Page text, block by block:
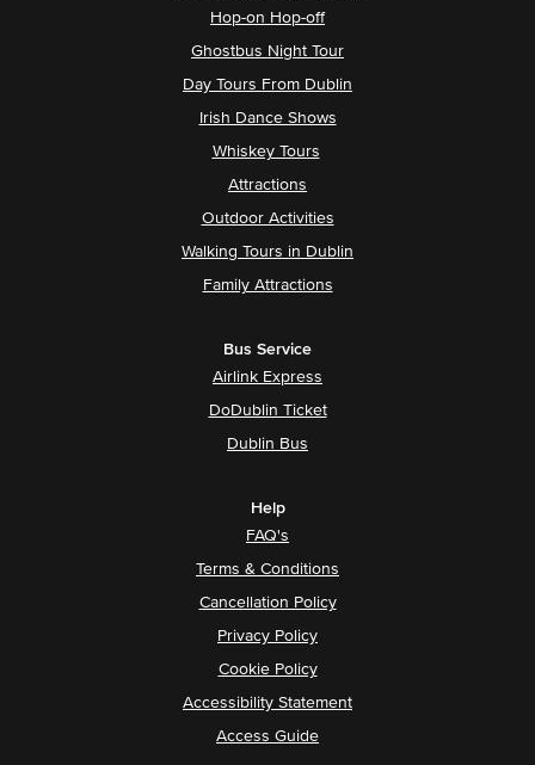
Hop-on Hop-off
Ghostbus Night Tour
Day Tours From Dublin
Irish Dance Shows
Whiskey Tours
Attractions
Outdoor Activities
Walking Tours in Dublin
Family Attractions
Bus Service
Airlink Express
DoDublin Ticket
Dublin Bus
Help
FAQ's
Terms & Conditions
Cancellation Policy
Privacy Policy
Cookie Policy
Accessibility Statement
Access Guide